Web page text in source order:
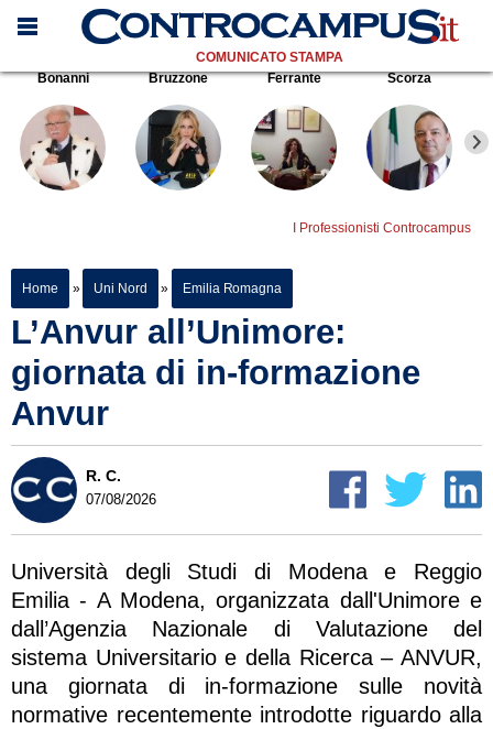
COMUNICATO STAMPA
Bonanni
Bruzzone Ferrante Scorza
I Professionisti Controcampus
Home » Uni Nord » Emilia Romagna
L’Anvur all’Unimore:
giornata di in-formazione
Anvur
R. C.
07/08/2026
Università degli Studi di Modena e Reggio
Emilia - A Modena, organizzata dall'Unimore e
dall’Agenzia Nazionale di Valutazione del
sistema Universitario e della Ricerca – ANVUR,
una giornata di in-formazione sulle novità
normative recentemente introdotte riguardo alla